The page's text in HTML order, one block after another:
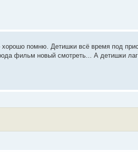
помню. Детишки всё время под
фильм новый смотреть... А детишки